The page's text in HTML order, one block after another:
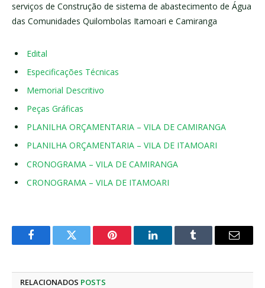
serviços de Construção de sistema de abastecimento de Água
das Comunidades Quilombolas Itamoari e Camiranga
Edital
Especificações Técnicas
Memorial Descritivo
Peças Gráficas
PLANILHA ORÇAMENTARIA – VILA DE CAMIRANGA
PLANILHA ORÇAMENTARIA – VILA DE ITAMOARI
CRONOGRAMA – VILA DE CAMIRANGA
CRONOGRAMA – VILA DE ITAMOARI
FacebookTwitter Pinterest LinkedInTumblr
E-
RELACIONADOS POSTS